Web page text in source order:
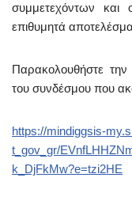
συμμετεχόντων και
επιθυμητά
Παρακολουθήστε
του συνδέσμου που
https://mindiggsis-
t_gov_gr/
k_DjFkMw?e=tzi2HE